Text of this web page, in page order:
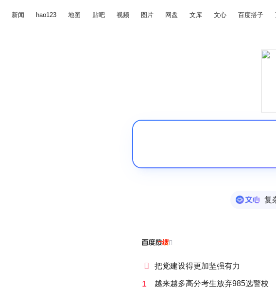
新闻 hao123 地图 贴吧 视频 图片 网盘 文库 文心 百度搭子
复

 把党建设得更加坚强有力
1 越来越多高分考生放弃985选警校